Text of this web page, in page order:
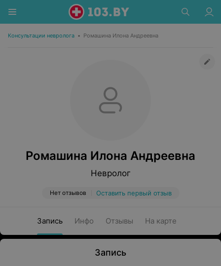
Консультации невролога • Ромашина Илона Андреевна
Ромашина Илона Андреевна
Невролог
Нет отзывов Оставить первый отзыв
Запись Инфо Отзывы На карте
Запись